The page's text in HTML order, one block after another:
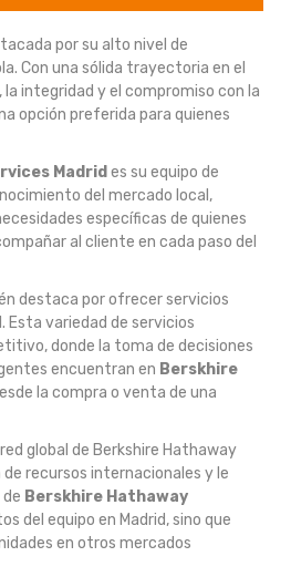
por su alto nivel de
Con una sólida trayectoria en el
integridad y el compromiso con la
opción preferida para quienes
Madrid es su equipo de
del mercado local,
específicas de quienes
al cliente en cada paso del
destaca por ofrecer servicios
Esta variedad de servicios
donde la toma de decisiones
encuentran en Berskhire
la compra o venta de una
global de Berkshire Hathaway
recursos internacionales y le
Berskhire Hathaway
del equipo en Madrid, sino que
en otros mercados